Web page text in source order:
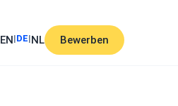
EN|DE|NL Bewerben